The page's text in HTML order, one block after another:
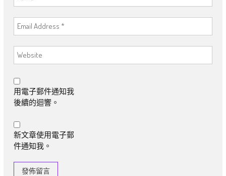
用電子郵件通知我
後續的迴響。
新文章使用電子郵
件通知我。